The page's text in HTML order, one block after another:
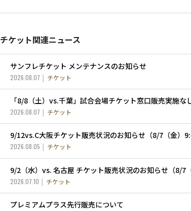
チケット関連ニュース
サンフレチケット メンテナンスのお知らせ
2026.08.07 チケット
「8/8（土）vs.千葉」試合会場チケット窓口販売実施な
2026.08.07 チケット
9/12vs.C大阪チケット販売状況のお知らせ（8/7（金）
2026.08.05 チケット
9/2（水）vs. 名古屋 チケット販売状況のお知らせ（8/7
2026.07.10 チケット
プレミアムプラス先行販売について